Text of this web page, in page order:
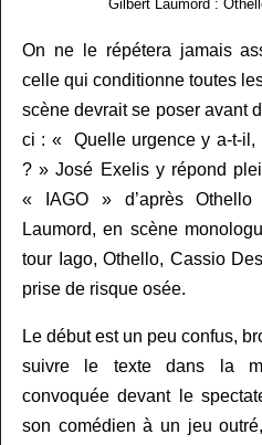
Gilbert Laumord :
On ne le répétera jamais
celle qui conditionne toutes
scène devrait se poser avant
ci : « Quelle urgence y a-t-il,
? » José Exelis y répond
« IAGO » d’après Othello
Laumord, en scène
tour Iago, Othello, Cassio
prise de risque osée.
Le début est un peu confus,
suivre le texte dans la
convoquée devant le
son comédien à un jeu